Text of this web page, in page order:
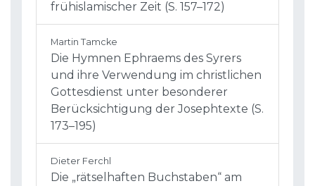
frühislamischer Zeit (S. 157–172)
Martin Tamcke
Die Hymnen Ephraems des Syrers
und ihre Verwendung im christlichen
Gottesdienst unter besonderer
Berücksichtigung der Josephtexte (S.
173–195)
Dieter Ferchl
Die „rätselhaften Buchstaben“ am